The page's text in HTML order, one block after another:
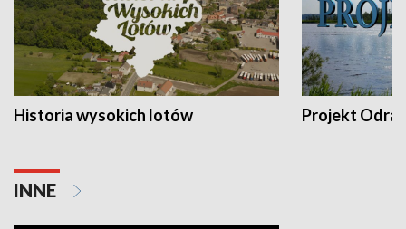
Historia wysokich lotów Projekt Odra
INNE